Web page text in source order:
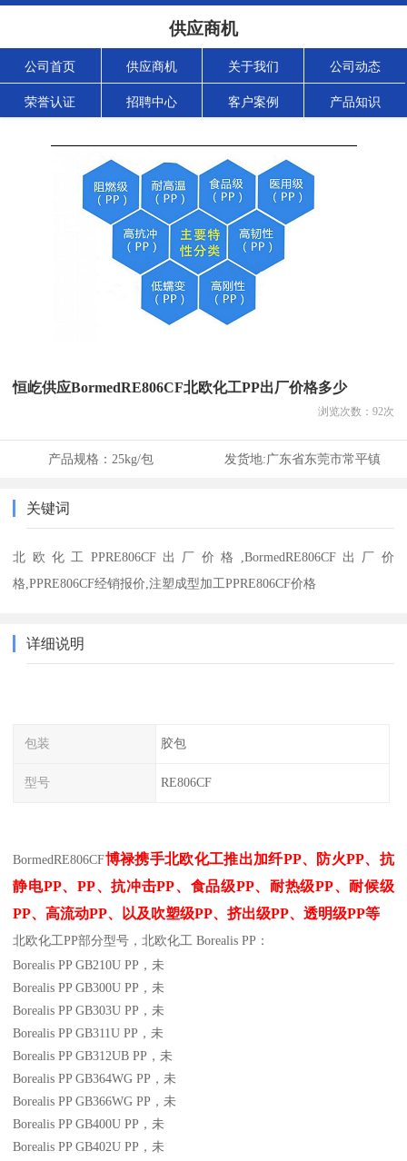
供应商机
公司首页 供应商机 关于我们 公司动态
荣誉认证 招聘中心 客户案例 产品知识
恒屹供应BormedRE806CF北欧化工PP出厂价格多少
浏览次数： 92次
产品规格： 25kg/包 发货地:广东省东莞市常平镇
关键词
北欧化工PPRE806CF出厂价格,BormedRE806CF出厂价
格,PPRE806CF经销报价,注塑成型加工PPRE806CF价格
详细说明
包装 胶包
型号 RE806CF
BormedRE806CF博禄携手北欧化工推出加纤PP、防火PP、抗
静电PP、PP、抗冲击PP、食品级PP、耐热级PP、耐候级
PP、高流动PP、以及吹塑级PP、挤出级PP、透明级PP等
北欧化工PP部分型号，北欧化工 Borealis PP：
Borealis PP GB210U PP ，未
Borealis PP GB300U PP ，未
Borealis PP GB303U PP ，未
Borealis PP GB311U PP ，未
Borealis PP GB312UB PP ，未
Borealis PP GB364WG PP ，未
Borealis PP GB366WG PP ，未
Borealis PP GB400U PP ，未
Borealis PP GB402U PP ，未